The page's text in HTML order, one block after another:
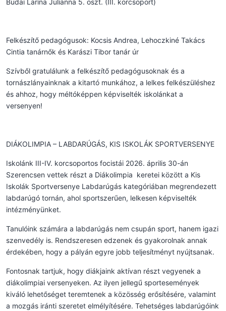
Felkészítő pedagógusok: Kocsis Andrea, Lehoczkiné Takács
Cintia tanárnők és Karászi Tibor tanár úr
Szívből gratulálunk a felkészítő pedagógusoknak és a
tornászlányainknak a kitartó munkához, a lelkes felkészüléshez
és ahhoz, hogy méltóképpen képviselték iskolánkat a
versenyen!
DIÁKOLIMPIA – LABDARÚGÁS, KIS ISKOLÁK SPORTVERSENYE
Iskolánk III-IV. korcsoportos focistái 2026. április 30-án
Szerencsen vettek részt a Diákolimpia keretei között a Kis
Iskolák Sportversenye Labdarúgás kategóriában megrendezett
labdarúgó tornán, ahol sportszerűen, lelkesen képviselték
intézményünket.
Tanulóink számára a labdarúgás nem csupán sport, hanem igazi
szenvedély is. Rendszeresen edzenek és gyakorolnak annak
érdekében, hogy a pályán egyre jobb teljesítményt nyújtsanak.
Fontosnak tartjuk, hogy diákjaink aktívan részt vegyenek a
diákolimpiai versenyeken. Az ilyen jellegű sportesemények
kiváló lehetőséget teremtenek a közösség erősítésére, valamint
a mozgás iránti szeretet elmélyítésére. Tehetséges labdarúgóink